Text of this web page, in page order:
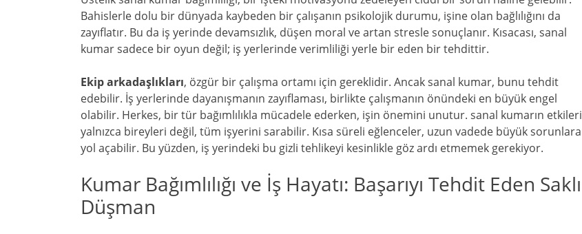
Bahislerle dolu bir dünyada kaybeden bir çalışanın psikolojik durumu, işine olan bağlılığını da
zayıflatır. Bu da iş yerinde devamsızlık, düşen moral ve artan stresle sonuçlanır. Kısacası, sanal
kumar sadece bir oyun değil; iş yerlerinde verimliliği yerle bir eden bir tehdittir.
Ekip arkadaşlıkları, özgür bir çalışma ortamı için gereklidir. Ancak sanal kumar, bunu tehdit
edebilir. İş yerlerinde dayanışmanın zayıflaması, birlikte çalışmanın önündeki en büyük engel
olabilir. Herkes, bir tür bağımlılıkla mücadele ederken, işin önemini unutur. sanal kumarın etkileri
yalnızca bireyleri değil, tüm işyerini sarabilir. Kısa süreli eğlenceler, uzun vadede büyük sorunlara
yol açabilir. Bu yüzden, iş yerindeki bu gizli tehlikeyi kesinlikle göz ardı etmemek gerekiyor.
Kumar Bağımlılığı ve İş Hayatı: Başarıyı Tehdit Eden Saklı
Düşman